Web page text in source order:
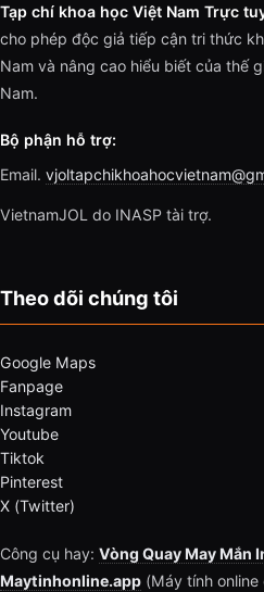
Tạp chí khoa học Việt Nam Trực
cho phép độc giả tiếp cận tri thức
Nam và nâng cao hiểu biết của thế
Nam.
Bộ phận hỗ trợ:
Email.
VietnamJOL do INASP tài trợ.
Theo dõi chúng tôi
Google Maps
Fanpage
Instagram
Youtube
Tiktok
Pinterest
X (Twitter)
Công cụ hay: Vòng Quay May Mắn
Maytinhonline.app (Máy tính online